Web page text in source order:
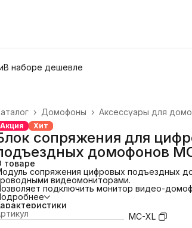
В наборе дешевле
Аксессуары для
Домофоны ›
›
›
Акция Хит
сопряжения для
домофонов
товаре
сопряжения цифровых подъездных
видеомониторами.
подключить монитор видео-
Commax и прочие к подъездным
системой подключения.
один канал монитора видео-домофона
подключить подъездную линию
MC-XL